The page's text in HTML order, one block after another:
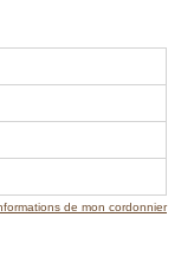
de mon cordonnier